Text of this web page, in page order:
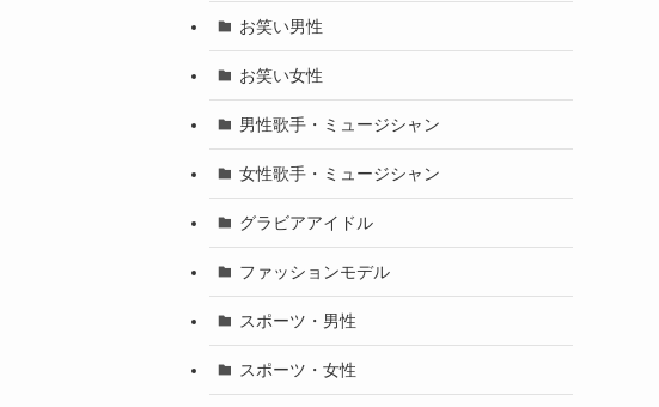
お笑い男性
お笑い女性
男性歌手・ミュージシャン
女性歌手・ミュージシャン
グラビアアイドル
ファッションモデル
スポーツ・男性
スポーツ・女性